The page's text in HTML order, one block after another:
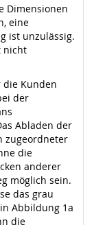
Dimensionen
eine
ist unzulässig.
nicht
die Kunden
der
Abladen der
zugeordneter
die
anderer
möglich sein.
das grau
Abbildung 1a
die